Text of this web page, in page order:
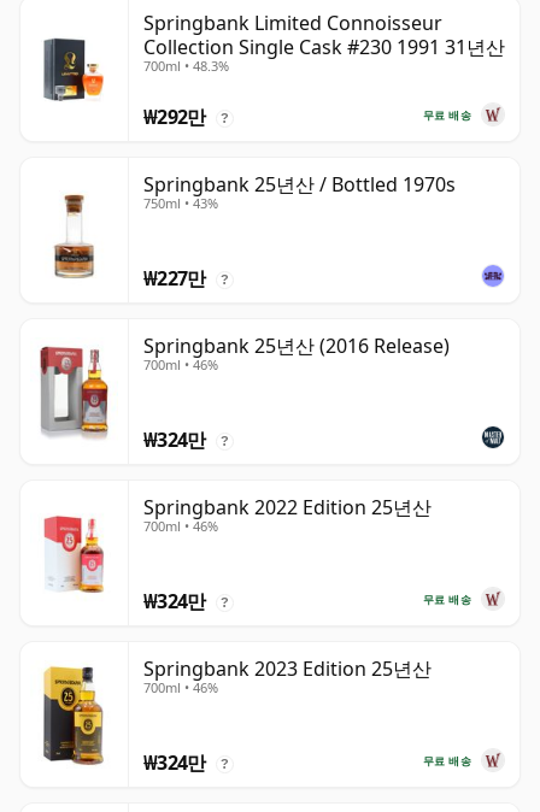
Springbank Limited Connoisseur
Collection Single Cask #230 1991 31년산
700ml • 48.3%
무료 배송
₩292만 ?
Springbank 25년산 / Bottled 1970s
750ml • 43%
₩227만 ?
Springbank 25년산 (2016 Release)
700ml • 46%
₩324만 ?
Springbank 2022 Edition 25년산
700ml • 46%
무료 배송
₩324만 ?
Springbank 2023 Edition 25년산
700ml • 46%
무료 배송
₩324만 ?